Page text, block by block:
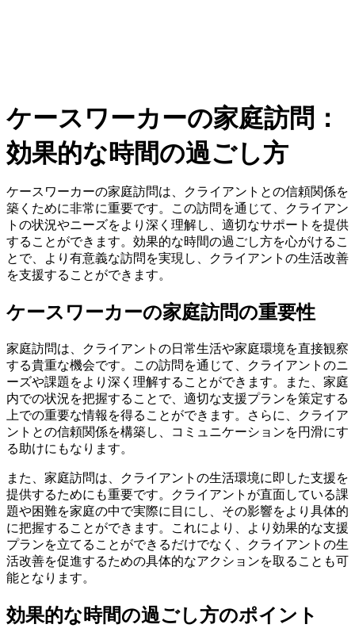
ケースワーカーの家庭訪問：
効果的な時間の過ごし方
ケースワーカーの家庭訪問は、クライアントとの信頼関係を
築くために非常に重要です。この訪問を通じて、クライアン
トの状況やニーズをより深く理解し、適切なサポートを提供
することができます。効果的な時間の過ごし方を心がけるこ
とで、より有意義な訪問を実現し、クライアントの生活改善
を支援することができます。
ケースワーカーの家庭訪問の重要性
家庭訪問は、クライアントの日常生活や家庭環境を直接観察
する貴重な機会です。この訪問を通じて、クライアントのニ
ーズや課題をより深く理解することができます。また、家庭
内での状況を把握することで、適切な支援プランを策定する
上での重要な情報を得ることができます。さらに、クライア
ントとの信頼関係を構築し、コミュニケーションを円滑にす
る助けにもなります。
また、家庭訪問は、クライアントの生活環境に即した支援を
提供するためにも重要です。クライアントが直面している課
題や困難を家庭の中で実際に目にし、その影響をより具体的
に把握することができます。これにより、より効果的な支援
プランを立てることができるだけでなく、クライアントの生
活改善を促進するための具体的なアクションを取ることも可
能となります。
効果的な時間の過ごし方のポイント